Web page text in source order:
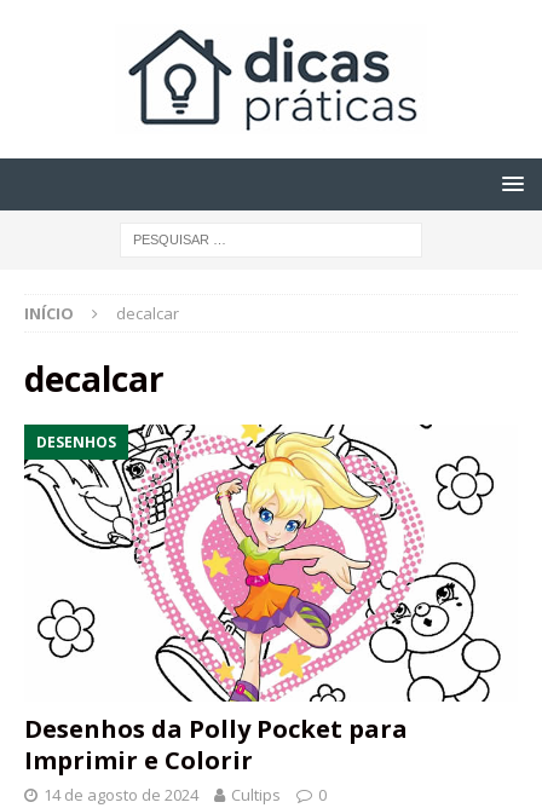
INÍCIO decalcar
decalcar
DESENHOS
Desenhos da Polly Pocket para
Imprimir e Colorir
14 de agosto de 2024 Cultips 0